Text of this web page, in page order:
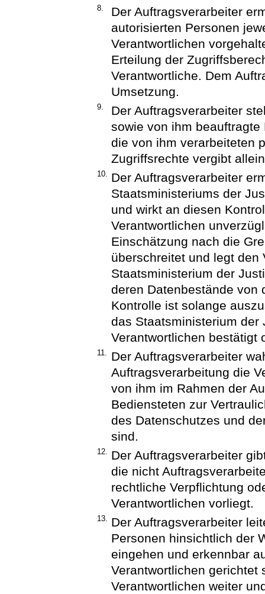
8.
Der Auftragsverarbeiter
autorisierten Personen
Verantwortlichen
Erteilung der
Verantwortliche. Dem
Umsetzung.
9.
Der Auftragsverarbeiter
sowie von ihm
die von ihm verarbeiteten
Zugriffsrechte vergibt
10.
Der Auftragsverarbeiter
Staatsministeriums der
und wirkt an diesen
Verantwortlichen
Einschätzung nach die
überschreitet und legt den
Staatsministerium der
deren Datenbestände von
Kontrolle ist solange
das Staatsministerium der
Verantwortlichen bestätigt
11.
Der Auftragsverarbeiter
Auftragsverarbeitung die
von ihm im Rahmen der
Bediensteten zur
des Datenschutzes und
sind.
12.
Der Auftragsverarbeiter
die nicht
rechtliche Verpflichtung
Verantwortlichen vorliegt.
13.
Der Auftragsverarbeiter
Personen hinsichtlich der
eingehen und erkennbar
Verantwortlichen gerichtet
Verantwortlichen weiter